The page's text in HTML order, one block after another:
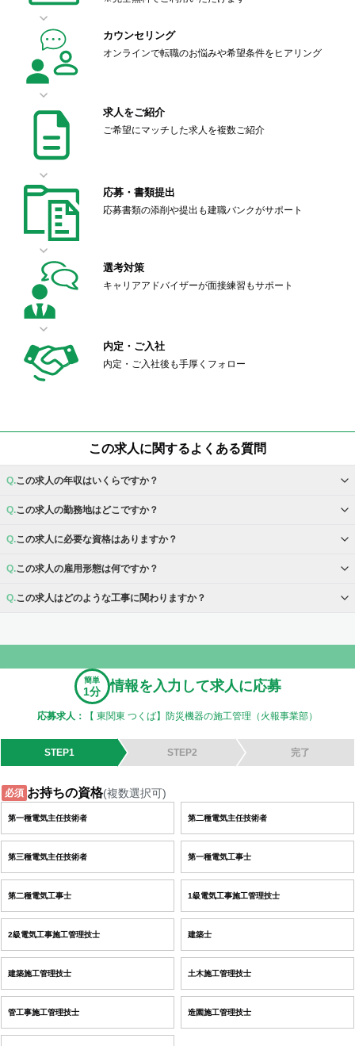
カウンセリング
オンラインで転職のお悩みや希望条件をヒアリング
求人をご紹介
ご希望にマッチした求人を複数ご紹介
応募・書類提出
応募書類の添削や提出も建職バンクがサポート
選考対策
キャリアアドバイザーが面接練習もサポート
内定・ご入社
内定・ご入社後も手厚くフォロー
この求人に関するよくある質問
この求人の年収はいくらですか？
この求人の勤務地はどこですか？
この求人に必要な資格はありますか？
この求人の雇用形態は何ですか？
この求人はどのような工事に関わりますか？
簡単
1分 情報を入力して求人に応募
応募求人： 【 東関東 つくば】防災機器の施工管理（火報事業部）
STEP1 STEP2 完了
必須 お持ちの資格(複数選択可)
第一種電気主任技術者 第二種電気主任技術者
第三種電気主任技術者 第一種電気工事士
第二種電気工事士 1級電気工事施工管理技士
2級電気工事施工管理技士 建築士
建築施工管理技士 土木施工管理技士
管工事施工管理技士 造園施工管理技士